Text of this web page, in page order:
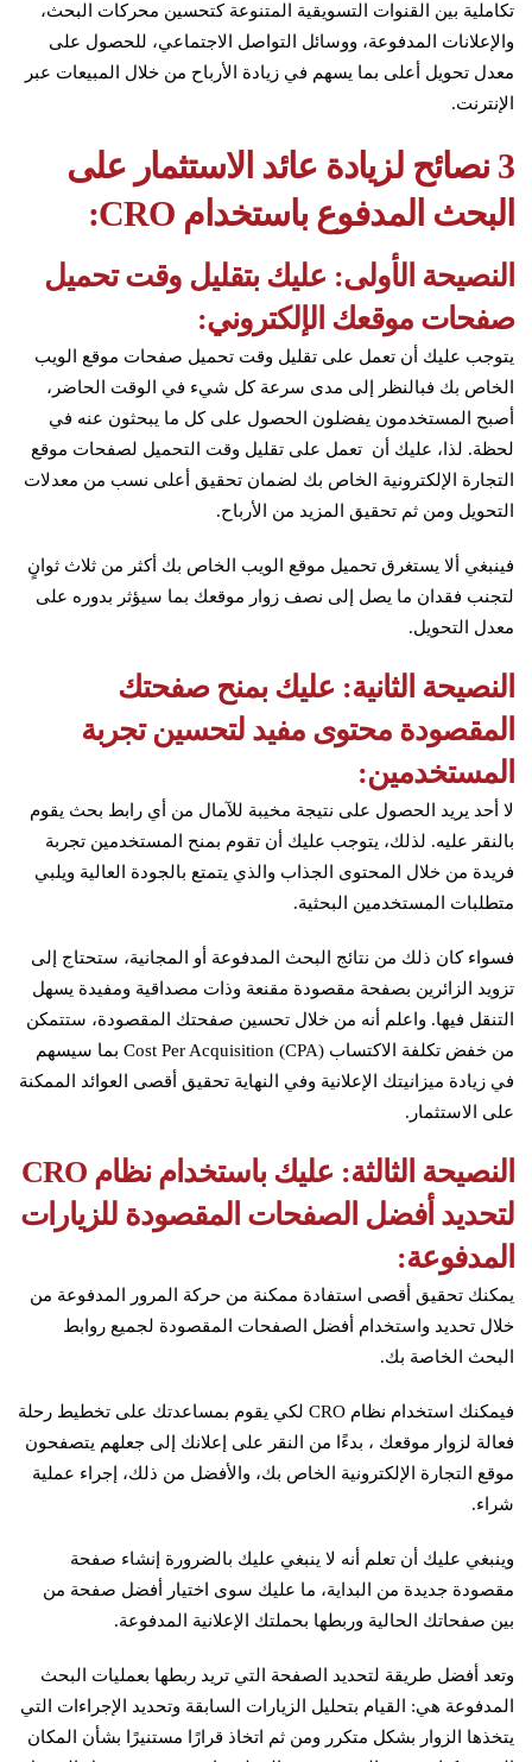
تكاملية بين القنوات التسويقية المتنوعة كتحسين محركات البحث،
والإعلانات المدفوعة، ووسائل التواصل الاجتماعي، للحصول على
معدل تحويل أعلى بما يسهم في زيادة الأرباح من خلال المبيعات عبر
الإنترنت.
3 نصائح لزيادة عائد الاستثمار على
البحث المدفوع باستخدام CRO:
النصيحة الأولى: عليك بتقليل وقت تحميل
صفحات موقعك الإلكتروني:
يتوجب عليك أن تعمل على تقليل وقت تحميل صفحات موقع الويب
الخاص بك فبالنظر إلى مدى سرعة كل شيء في الوقت الحاضر،
أصبح المستخدمون يفضلون الحصول على كل ما يبحثون عنه في
لحظة. لذا، عليك أن تعمل على تقليل وقت التحميل لصفحات موقع
التجارة الإلكترونية الخاص بك لضمان تحقيق أعلى نسب من معدلات
التحويل ومن ثم تحقيق المزيد من الأرباح.
فينبغي ألا يستغرق تحميل موقع الويب الخاص بك أكثر من ثلاث ثوانٍ
لتجنب فقدان ما يصل إلى نصف زوار موقعك بما سيؤثر بدوره على
معدل التحويل.
النصيحة الثانية: عليك بمنح صفحتك
المقصودة محتوى مفيد لتحسين تجربة
المستخدمين:
لا أحد يريد الحصول على نتيجة مخيبة للآمال من أي رابط بحث يقوم
بالنقر عليه. لذلك، يتوجب عليك أن تقوم بمنح المستخدمين تجربة
فريدة من خلال المحتوى الجذاب والذي يتمتع بالجودة العالية ويلبي
متطلبات المستخدمين البحثية.
فسواء كان ذلك من نتائج البحث المدفوعة أو المجانية، ستحتاج إلى
تزويد الزائرين بصفحة مقصودة مقنعة وذات مصداقية ومفيدة يسهل
التنقل فيها. واعلم أنه من خلال تحسين صفحتك المقصودة، ستتمكن
من خفض تكلفة الاكتساب Cost Per Acquisition (CPA) بما سيسهم
في زيادة ميزانيتك الإعلانية وفي النهاية تحقيق أقصى العوائد الممكنة
على الاستثمار.
النصيحة الثالثة: عليك باستخدام نظام CRO
لتحديد أفضل الصفحات المقصودة للزيارات
المدفوعة:
يمكنك تحقيق أقصى استفادة ممكنة من حركة المرور المدفوعة من
خلال تحديد واستخدام أفضل الصفحات المقصودة لجميع روابط
البحث الخاصة بك.
فيمكنك استخدام نظام CRO لكي يقوم بمساعدتك على تخطيط رحلة
فعالة لزوار موقعك ، بدءًا من النقر على إعلانك إلى جعلهم يتصفحون
موقع التجارة الإلكترونية الخاص بك، والأفضل من ذلك، إجراء عملية
شراء.
وينبغي عليك أن تعلم أنه لا ينبغي عليك بالضرورة إنشاء صفحة
مقصودة جديدة من البداية، ما عليك سوى اختيار أفضل صفحة من
بين صفحاتك الحالية وربطها بحملتك الإعلانية المدفوعة.
وتعد أفضل طريقة لتحديد الصفحة التي تريد ربطها بعمليات البحث
المدفوعة هي: القيام بتحليل الزيارات السابقة وتحديد الإجراءات التي
يتخذها الزوار بشكل متكرر ومن ثم اتخاذ قرارًا مستنيرًا بشأن المكان